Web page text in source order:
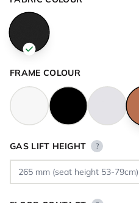
FRAME COLOUR
GAS LIFT HEIGHT ?